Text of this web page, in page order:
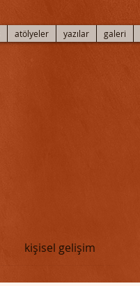
atölyeler yazılar galeri
kişisel gelişim